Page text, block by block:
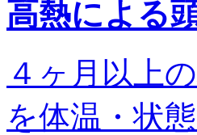
高熱による
４ヶ月以上
を体温・状